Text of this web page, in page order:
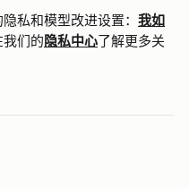
私和模型改进设置： 我如
我们的隐私中心了解更多关